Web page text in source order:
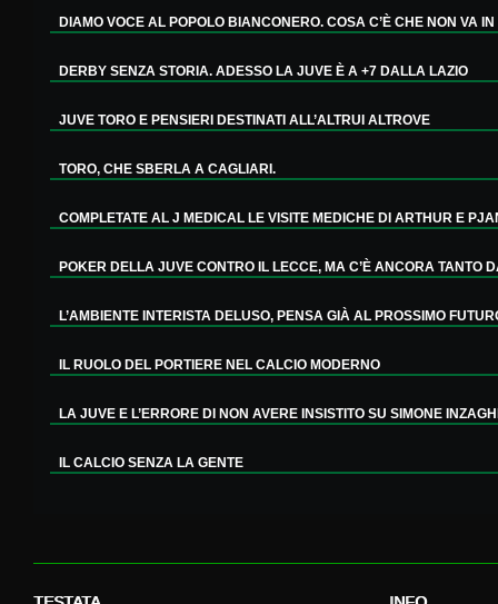
DIAMO VOCE AL POPOLO BIANCONERO. COSA C’È CHE NON VA IN
DERBY SENZA STORIA. ADESSO LA JUVE È A +7 DALLA LAZIO
JUVE TORO E PENSIERI DESTINATI ALL’ALTRUI ALTROVE
TORO, CHE SBERLA A CAGLIARI.
COMPLETATE AL J MEDICAL LE VISITE MEDICHE DI ARTHUR E
POKER DELLA JUVE CONTRO IL LECCE, MA C’È ANCORA TANTO
L’AMBIENTE INTERISTA DELUSO, PENSA GIÀ AL PROSSIMO
IL RUOLO DEL PORTIERE NEL CALCIO MODERNO
LA JUVE E L’ERRORE DI NON AVERE INSISTITO SU SIMONE
IL CALCIO SENZA LA GENTE